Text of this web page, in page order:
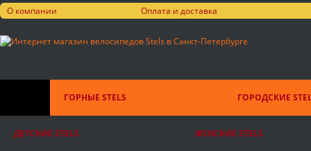
О компании Оплата и доставка
ГОРНЫЕ STELS ГОРОДСКИЕ
ДЕТСКИЕ STELS ЖЕНСКИЕ STELS